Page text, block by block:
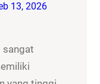
13, 2026
sangat